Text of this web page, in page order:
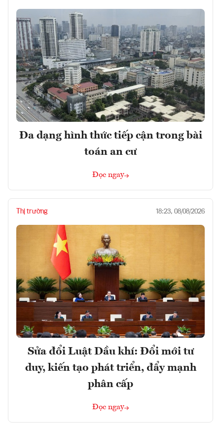
Đa dạng hình thức tiếp cận trong bài
toán an cư
Đọc ngay
Thị trường 18:23, 08/08/2026
Sửa đổi Luật Dầu khí: Đổi mới tư
duy, kiến tạo phát triển, đẩy mạnh
phân cấp
Đọc ngay